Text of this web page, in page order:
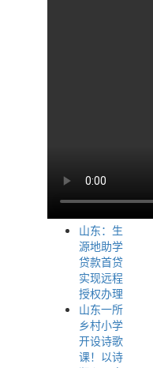
山东：生
源地助学
贷款首贷
实现远程
授权办理
山东一所
乡村小学
开设诗歌
课！以诗